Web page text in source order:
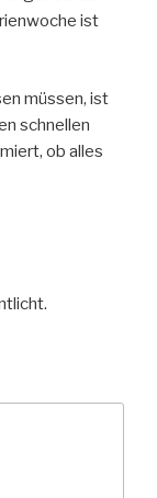
ist
müssen, ist
schnellen
ob alles